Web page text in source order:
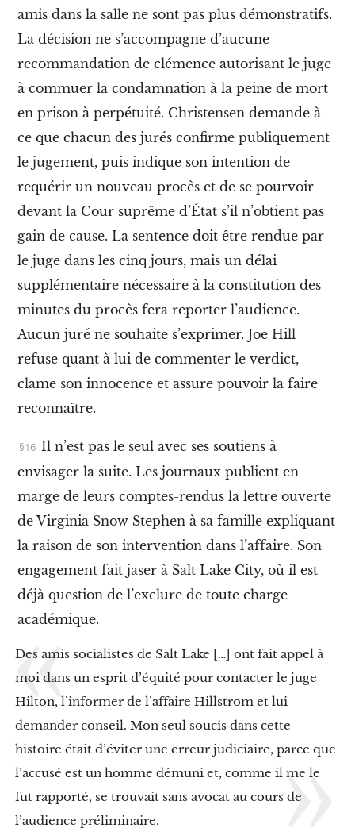
amis dans la salle ne sont pas plus démonstratifs.
La décision ne s’accompagne d’aucune
recommandation de clémence autorisant le juge
à commuer la condamnation à la peine de mort
en prison à perpétuité. Christensen demande à
ce que chacun des jurés confirme publiquement
le jugement, puis indique son intention de
requérir un nouveau procès et de se pourvoir
devant la Cour suprême d’État s’il n’obtient pas
gain de cause. La sentence doit être rendue par
le juge dans les cinq jours, mais un délai
supplémentaire nécessaire à la constitution des
minutes du procès fera reporter l’audience.
Aucun juré ne souhaite s’exprimer. Joe Hill
refuse quant à lui de commenter le verdict,
clame son innocence et assure pouvoir la faire
reconnaître.
Il n’est pas le seul avec ses soutiens à
envisager la suite. Les journaux publient en
marge de leurs comptes-rendus la lettre ouverte
de Virginia Snow Stephen à sa famille expliquant
la raison de son intervention dans l’affaire. Son
engagement fait jaser à Salt Lake City, où il est
déjà question de l’exclure de toute charge
académique.
Des amis socialistes de Salt Lake […] ont fait appel à
moi dans un esprit d’équité pour contacter le juge
Hilton, l’informer de l’affaire Hillstrom et lui
demander conseil. Mon seul soucis dans cette
histoire était d’éviter une erreur judiciaire, parce que
l’accusé est un homme démuni et, comme il me le
fut rapporté, se trouvait sans avocat au cours de
l’audience préliminaire.
e
l
a
l
a
s
s
o
u
v
r
è
r
X
I
.
W
o
b
i
e
o
n
t
r
s
t
l
i
n
i
e
X
I
.
L
e
s
o
b